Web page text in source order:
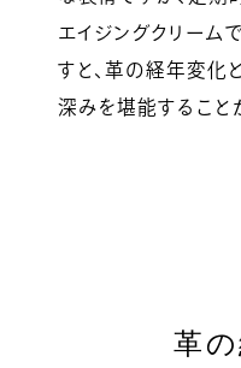
エイジングクリーム
すと、革の経年変化
深みを堪能すること
革